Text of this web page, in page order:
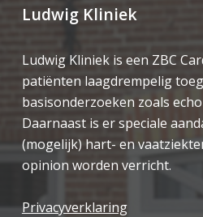
Ludwig Kliniek
Ludwig Kliniek is een ZBC
patiënten laagdrempelig
basisonderzoeken zoals
Daarnaast is er speciale
(mogelijk) hart- en
opinion worden verricht.
Privacyverklaring